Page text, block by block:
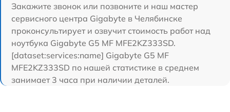
Закажите звонок или позвоните и наш мастер
сервисного центра Gigabyte в Челябинске
проконсультирует и озвучит стоимость работ над
ноутбука Gigabyte G5 MF MFE2KZ333SD.
[dataset:services:name] Gigabyte G5 MF
MFE2KZ333SD по нашей статистике в среднем
занимает 3 часа при наличии деталей.